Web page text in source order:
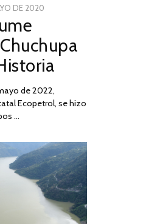
DE 2020
DE
2026
de 2022,
Ecopetrol, se hizo
…